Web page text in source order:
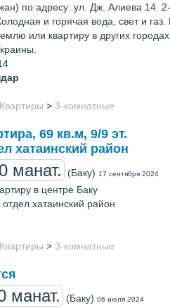
по адресу: ул. Дж. Алиева 14.
и горячая вода, свет и газ.
или квартиру в других
Квартиры > 3-комнатные
69 кв.м, 9/9 эт.
хатаинский район
манат. (Баку) 17 сентября 2024
в центре Баку
хатаинский район
Квартиры > 3-комнатные
манат. (Баку) 06 июля 2024